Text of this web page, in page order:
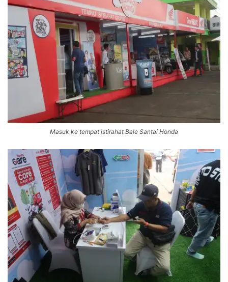
Masuk ke tempat istirahat Bale Santai Honda